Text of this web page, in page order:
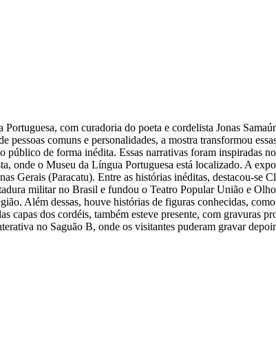
com curadoria do poeta e cordelista Jonas
comuns e personalidades, a mostra transformou
de forma inédita. Essas narrativas foram inspiradas
o Museu da Língua Portuguesa está localizado. A
Gerais (Paracatu). Entre as histórias inéditas, destacou-se
militar no Brasil e fundou o Teatro Popular União e
Além dessas, houve histórias de figuras conhecidas,
dos cordéis, também esteve presente, com gravuras
no Saguão B, onde os visitantes puderam gravar